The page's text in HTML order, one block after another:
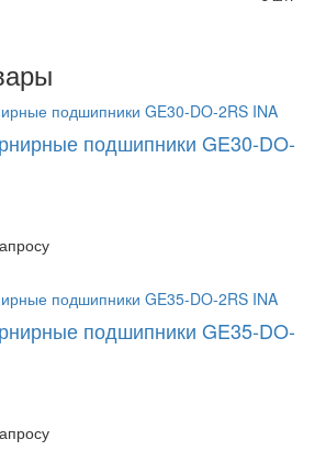
подшипники GE30-DO-
подшипники GE35-DO-